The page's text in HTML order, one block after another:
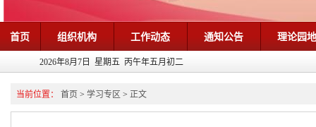
首页 组织机构 工作动态 通知公告 理论园
2026年8月7日 星期五 丙午年五月初二
当前位置： 首页 > 学习专区 > 正文